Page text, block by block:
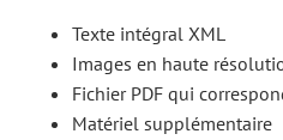
Texte intégral XML
Images en haute
Fichier PDF qui
Matériel supplémentaire